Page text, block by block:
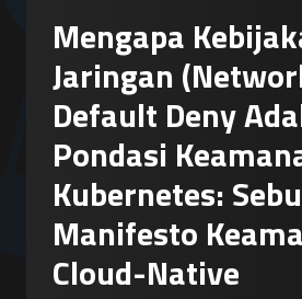
Mengapa
Jaringan
Default Deny
Pondasi
Kubernetes:
Manifesto
Cloud-Native